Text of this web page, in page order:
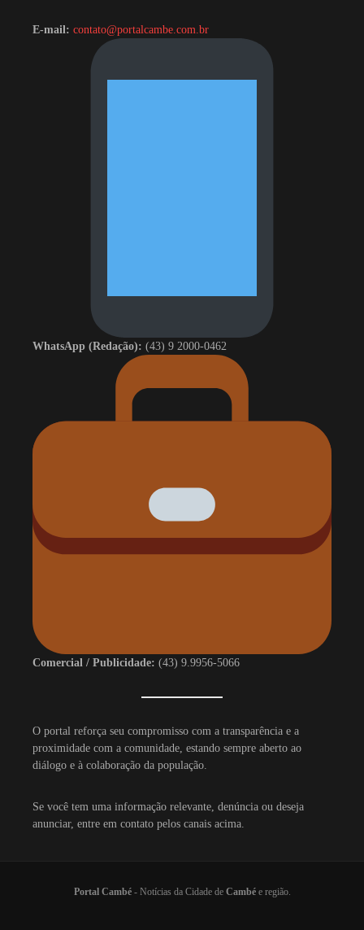
E-mail: contato@portalcambe.com.br
WhatsApp (Redação): (43) 9 2000-0462
Comercial / Publicidade: (43) 9.9956-5066
O portal reforça seu compromisso com a transparência e a
proximidade com a comunidade, estando sempre aberto ao
diálogo e à colaboração da população.
Se você tem uma informação relevante, denúncia ou deseja
anunciar, entre em contato pelos canais acima.
Portal Cambé- Notícias da Cidade de Cambée região.